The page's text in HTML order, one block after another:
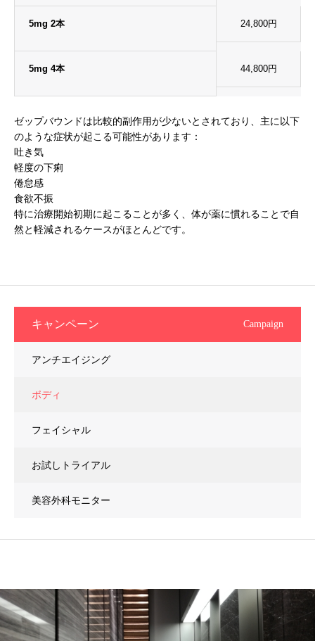
5mg 2本 24,800円
5mg 4本 44,800円
ゼップバウンドは比較的副作用が少ないとされており、主に以下
のような症状が起こる可能性があります：
吐き気
軽度の下痢
倦怠感
食欲不振
特に治療開始初期に起こることが多く、体が薬に慣れることで自
然と軽減されるケースがほとんどです。
キャンペーン Campaign
アンチエイジング
ボディ
フェイシャル
お試しトライアル
美容外科モニター